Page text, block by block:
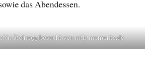
das Abendessen.
in Steinegg besucht von mtb-moments.de